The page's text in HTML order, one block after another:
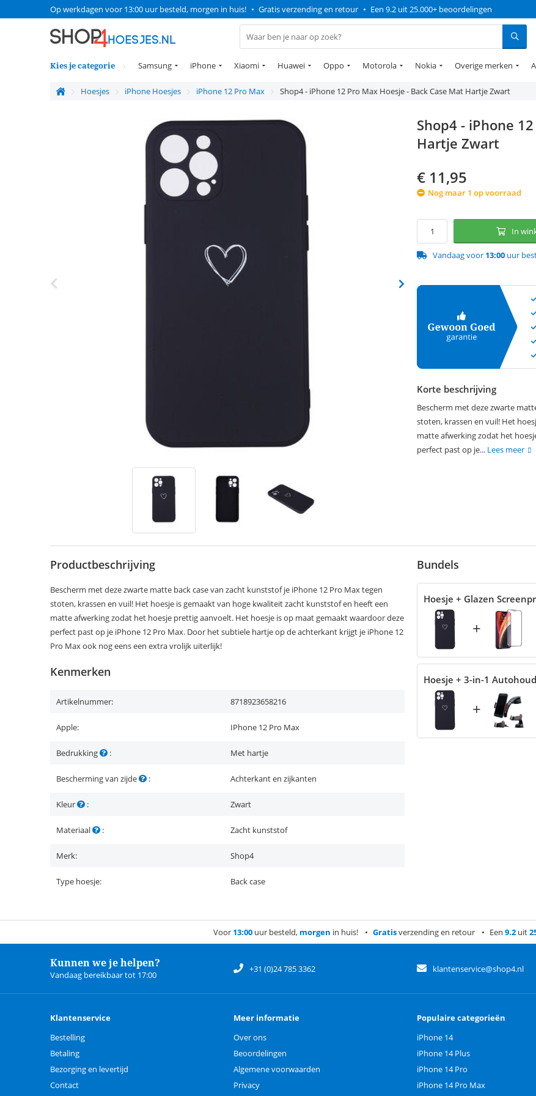
Op werkdagen voor 13:00 uur besteld, morgen in huis! • Gratis verzending en retour • Een 9.2 uit 25.000+ beoordelingen
Kies je categorie Samsung iPhone Xiaomi Huawei Oppo Motorola Nokia Overige merken
Hoesjes iPhone Hoesjes iPhone 12 Pro Max Shop4 - iPhone 12 Pro Max Hoesje - Back Case Mat Hartje Zwart
Shop4 - iPhone
Hartje Zwart
€ 11,95
Nog maar 1 op voorraad
In
Vandaag voor 13:00 uur
Korte beschrijving
Bescherm met deze zwarte
stoten, krassen en vuil! Het
matte afwerking zodat het
perfect past op je... Lees meer
Productbeschrijving
Bescherm met deze zwarte matte back case van zacht kunststof je iPhone 12 Pro Max tegen
stoten, krassen en vuil! Het hoesje is gemaakt van hoge kwaliteit zacht kunststof en heeft een
matte afwerking zodat het hoesje prettig aanvoelt. Het hoesje is op maat gemaakt waardoor deze
perfect past op je iPhone 12 Pro Max. Door het subtiele hartje op de achterkant krijgt je iPhone 12
Pro Max ook nog eens een extra vrolijk uiterlijk!
Kenmerken
Artikelnummer: 8718923658216
Apple: IPhone 12 Pro Max
Bedrukking : Met hartje
Bescherming van zijde : Achterkant en zijkanten
Kleur : Zwart
Materiaal : Zacht kunststof
Merk: Shop4
Type hoesje: Back case
Bundels
Hoesje + Glazen
+
Hoesje + 3-in-1
+
Voor 13:00 uur besteld, morgen in huis! Gratisverzending en retour Een 9.2 uit
Kunnen we je helpen?
Vandaag bereikbaar tot 17:00
+31 (0)24 785 3362 klantenservice@shop4.nl
Klantenservice
Bestelling
Betaling
Bezorging en levertijd
Contact
Meer informatie
Over ons
Beoordelingen
Algemene voorwaarden
Privacy
Populaire categorieën
iPhone 14
iPhone 14 Plus
iPhone 14 Pro
iPhone 14 Pro Max